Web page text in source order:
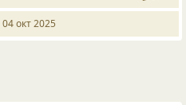
04 окт 2025